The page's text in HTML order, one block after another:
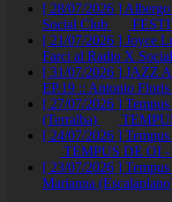
[ 28/07/2026 ]
Social Club
[ 21/07/2026 ] Joyce
Farci al Radio X
[ 31/07/2026 ] JAZZ
EP.19 :: Antonio
[ 27/07/2026 ]
(Terralba)
[ 24/07/2026 ]
TEMPUS DE OI
[ 23/07/2026 ]
Marianna